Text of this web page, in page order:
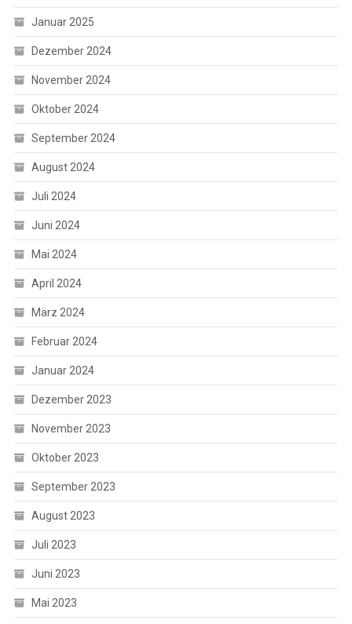
Januar 2025
Dezember 2024
November 2024
Oktober 2024
September 2024
August 2024
Juli 2024
Juni 2024
Mai 2024
April 2024
März 2024
Februar 2024
Januar 2024
Dezember 2023
November 2023
Oktober 2023
September 2023
August 2023
Juli 2023
Juni 2023
Mai 2023